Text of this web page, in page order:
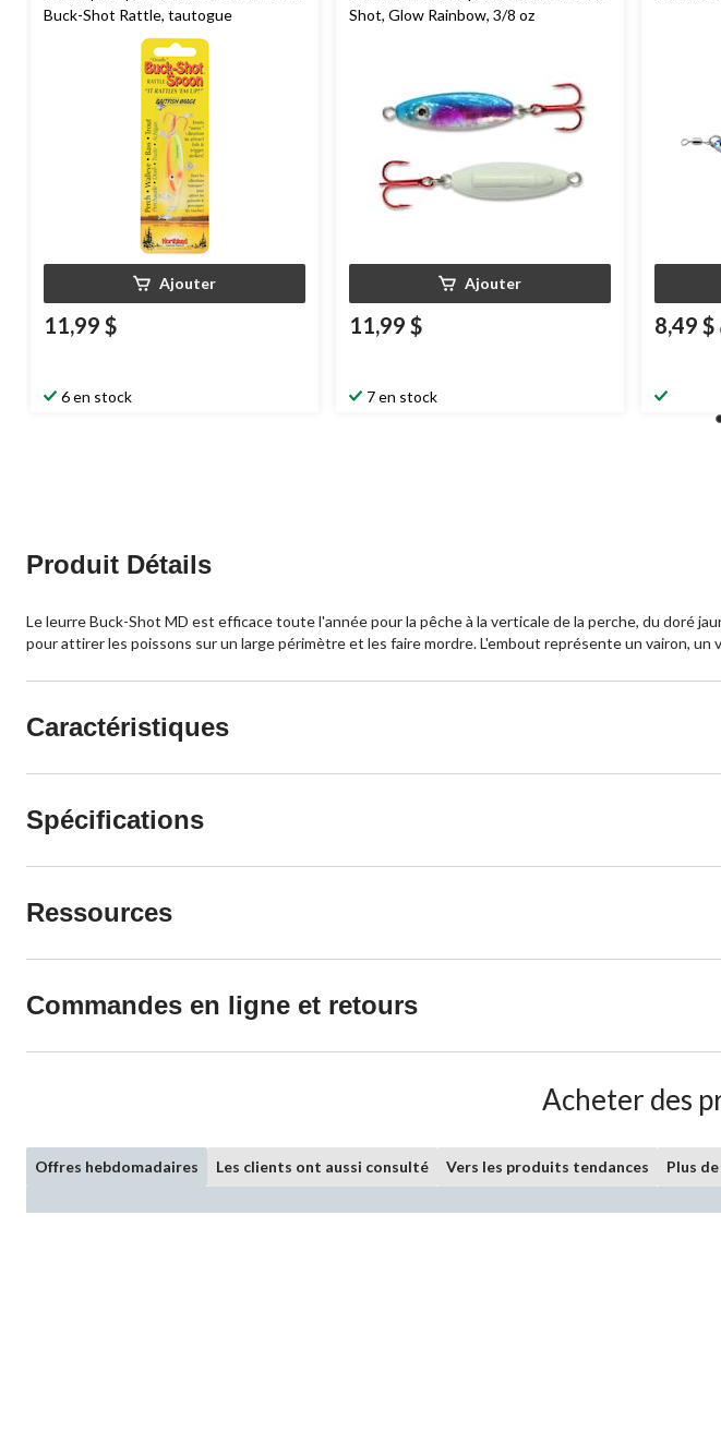
Buck-Shot Rattle, tautogue
Ajouter
11,99 $
6 en stock
Shot, Glow Rainbow, 3/8 oz
Ajouter
11,99 $
7 en stock
8,49 $
Produit Détails
Le leurre Buck-Shot MD est efficace toute l'année pour la pêche à la verticale de la perche, du doré
pour attirer les poissons sur un large périmètre et les faire mordre. L'embout représente un vairon, un
Caractéristiques
Spécifications
Ressources
Commandes en ligne et retours
Acheter des
Offres hebdomadaires Les clients ont aussi consulté Vers les produits tendances Plus